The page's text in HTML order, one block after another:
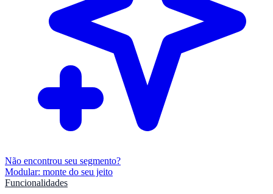
Não encontrou seu segmento?
Modular: monte do seu jeito
Funcionalidades